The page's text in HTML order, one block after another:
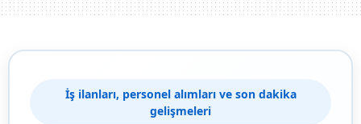
İş ilanları, personel alımları ve son dakika
gelişmeleri